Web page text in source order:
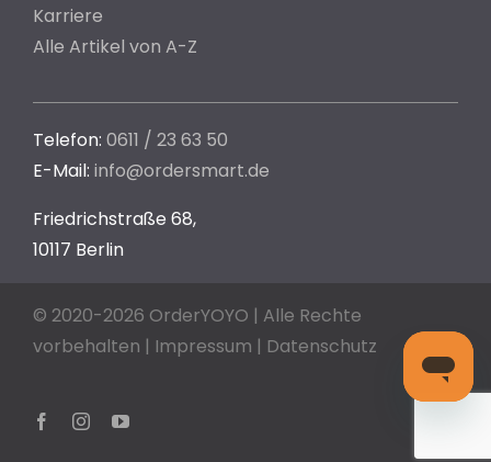
Karriere
Alle Artikel von A-Z
Telefon: 0611 / 23 63 50
E-Mail: info@ordersmart.de
Friedrichstraße 68,
10117 Berlin
© 2020-2026 OrderYOYO | Alle Rechte
vorbehalten | Impressum | Datenschutz